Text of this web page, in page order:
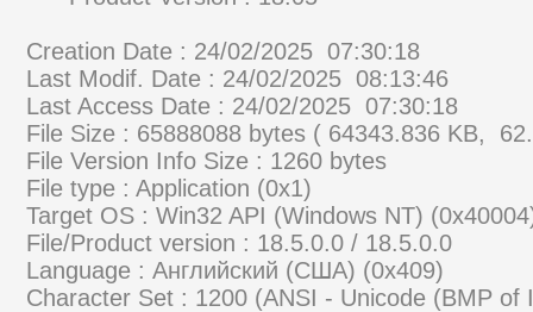
Creation Date : 24/02/2025 07:30:18
Last Modif. Date : 24/02/2025 08:13:46
Last Access Date : 24/02/2025 07:30:18
File Size : 65888088 bytes ( 64343.836 KB,
File Version Info Size : 1260 bytes
File type : Application (0x1)
Target OS : Win32 API (Windows NT)
File/Product version : 18.5.0.0 / 18.5.0.0
Language : Английский (США) (0x409)
Character Set : 1200 (ANSI - Unicode (BMP of